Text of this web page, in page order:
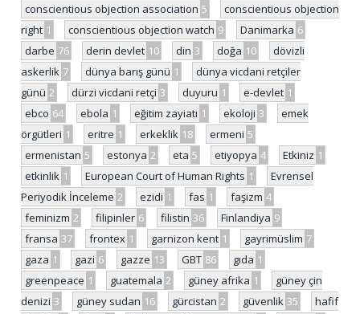
conscientious objection association 5
conscientious objection
right 1 conscientious objection watch 9 Danimarka 6
darbe 76 derin devlet 10 din 3 doğa 10
dövizli
askerlik 7 dünya barış günü 1
dünya vicdani retçiler
günü 2 dürzi vicdani retçi 3 duyuru 1 e-devlet 1
ebco 64 ebola 1 eğitim zayiatı 1 ekoloji 3
emek
örgütleri 1 eritre 1 erkeklik 18 ermeni 5
ermenistan 5 estonya 2 eta 5 etiyopya 4 Etkiniz 1
etkinlik 1 European Court of Human Rights 1
Evrensel
Periyodik İnceleme 2 ezidi 1 fas 1 faşizm 4
feminizm 2 filipinler 6 filistin 36 Finlandiya 9
fransa 37 frontex 1 garnizon kent 1 gayrimüslim 7
gaza 1 gazi 6 gazze 13 GBT 86 gıda 1
greenpeace 1 guatemala 2 güney afrika 1
güney çin
denizi 3 güney sudan 16 gürcistan 2 güvenlik 35
hafif